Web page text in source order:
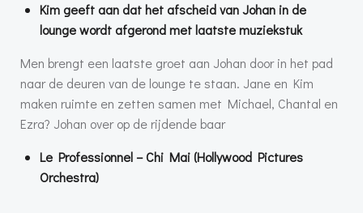
Kim geeft aan dat het afscheid van Johan in de
lounge wordt afgerond met laatste muziekstuk
Men brengt een laatste groet aan Johan door in het pad
naar de deuren van de lounge te staan. Jane en Kim
maken ruimte en zetten samen met Michael, Chantal en
Ezra? Johan over op de rijdende baar
Le Professionnel – Chi Mai (Hollywood Pictures
Orchestra)